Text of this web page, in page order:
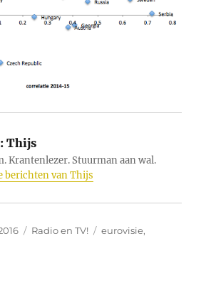
Thijs
Krantenlezer. Stuurman aan wal.
berichten van Thijs
Categorieën
Radio en TV! Tags
eurovisie,